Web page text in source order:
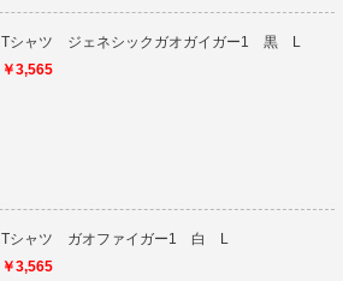
Tシャツ ジェネシックガオガイガー1 黒 L
￥3,565
Tシャツ ガオファイガー1 白 L
￥3,565